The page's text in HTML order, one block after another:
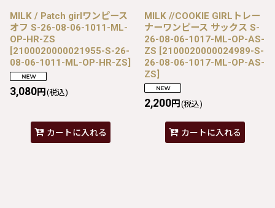
MILK / Patch girlワンピース
オフ S-26-08-06-1011-ML-
OP-HR-ZS
[2100020000021955-S-26-
08-06-1011-ML-OP-HR-ZS]
3,080円 (税込)
カートに入れる
MILK //COOKIE GIRLトレー
ナーワンピース サックス S-
26-08-06-1017-ML-OP-AS-
ZS [2100020000024989-S-
26-08-06-1017-ML-OP-AS-
ZS]
2,200円 (税込)
カートに入れる